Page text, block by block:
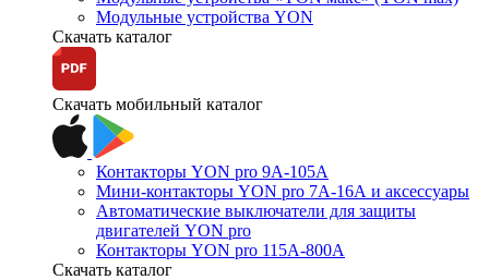
Модульные устройства YON
Скачать каталог
Скачать мобильный каталог
Контакторы YON pro 9А-105А
Мини-контакторы YON pro 7А-16А и аксессуары
Автоматические выключатели для защиты
двигателей YON pro
Контакторы YON pro 115А-800А
Скачать каталог